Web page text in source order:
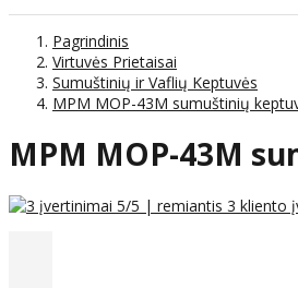
Pagrindinis
Virtuvės Prietaisai
Sumuštinių ir Vaflių Keptuvės
MPM MOP-43M sumuštinių
MPM MOP-43M
5/5 | remiantis 3 kliento